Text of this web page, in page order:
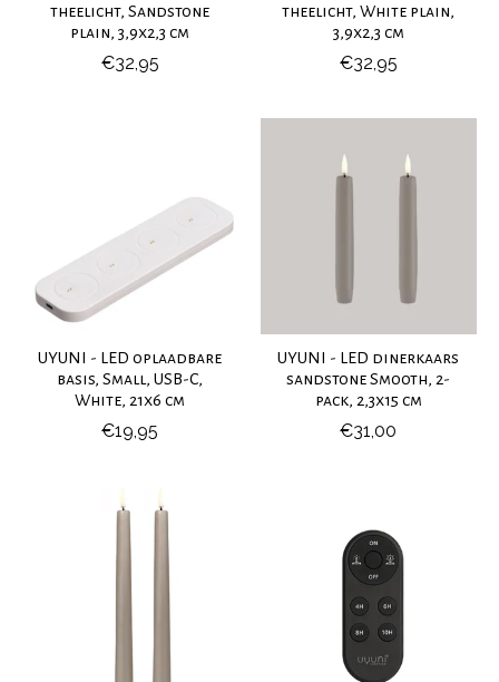
theelicht, Sandstone
plain, 3,9x2,3 cm
€32,95
theelicht, White plain,
3,9x2,3 cm
€32,95
UYUNI - LED oplaadbare
basis, Small, USB-C,
White, 21x6 cm
€19,95
UYUNI - LED dinerkaars
sandstone Smooth, 2-
pack, 2,3x15 cm
€31,00